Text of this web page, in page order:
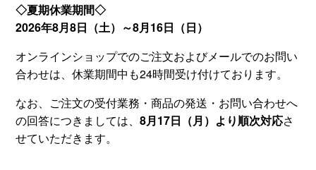
◇夏期休業期間◇
2026年8月8日（土）～8月16日（日）
オンラインショップでのご注文およびメールでのお問い
合わせは、休業期間中も24時間受け付けております。
なお、ご注文の受付業務・商品の発送・お問い合わせへ
の回答につきましては、8月17日（月）より順次対応さ
せていただきます。